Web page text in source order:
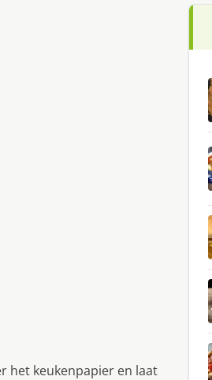
het keukenpapier en laat